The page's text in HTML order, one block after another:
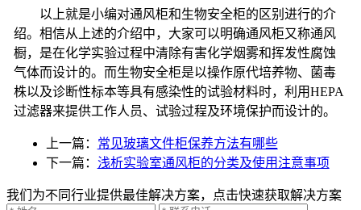
以上就是小编对通风柜和生物安全柜的区别进行的介
绍。相信从上述的介绍中，大家可以明确通风柜又称通风
橱，是在化学实验过程中清除有害化学烟雾和挥发性腐蚀
气体而设计的。而生物安全柜是以操作原代培养物、菌毒
株以及诊断性标本等具有感染性的试验材料时，利用HEPA
过滤器来提供工作人员、试验过程及环境保护而设计的。
上一篇： 常见玻璃文件柜保养方法有哪些
下一篇： 浅析实验室通风柜的分类及使用注意事项
我们为不同行业提供最佳解决方案，点击快速获取解决方案